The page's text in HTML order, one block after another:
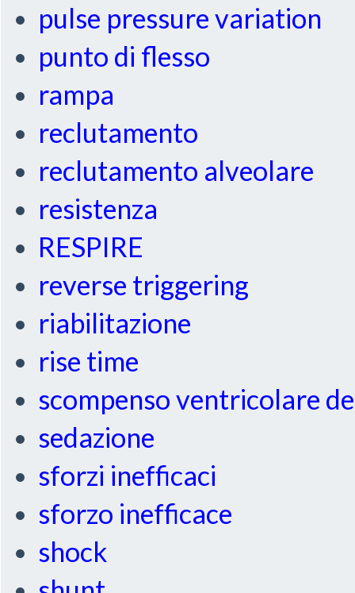
pulse pressure variation
punto di flesso
rampa
reclutamento
reclutamento alveolare
resistenza
RESPIRE
reverse triggering
riabilitazione
rise time
scompenso ventricolare
sedazione
sforzi inefficaci
sforzo inefficace
shock